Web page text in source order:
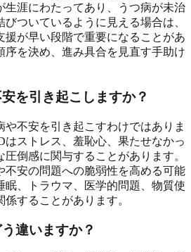
生涯にわたってあり、うつ病が未治
ついているように見える場合は、
が早い段階で重要になることがあ
序を決め、進み具合を見直す手助け
を引き起こしますか？
不安を引き起こすわけではありま
ストレス、羞恥心、果たせなかっ
倒感に関与することがあります。
不安の問題への脆弱性を高める可能
眠、トラウマ、医学的問題、物質使
することがあります。
違いますか？